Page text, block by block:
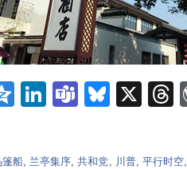
Qzone
LinkedIn
TeamsX
篷船, 兰亭集序,共和党, 川普, 平行时空